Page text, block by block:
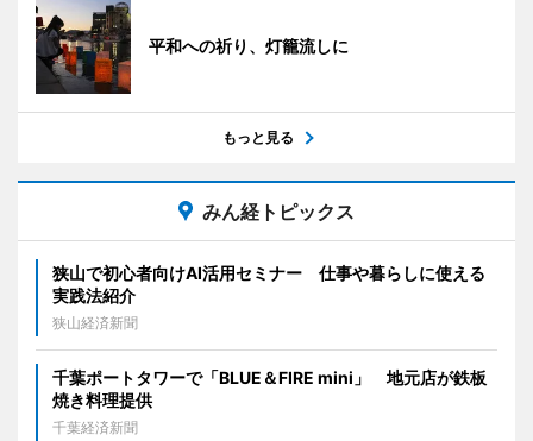
平和への祈り、灯籠流しに
もっと見る
みん経トピックス
狭山で初心者向けAI活用セミナー 仕事や暮らしに使える
実践法紹介
狭山経済新聞
千葉ポートタワーで「BLUE＆FIRE mini」 地元店が鉄板
焼き料理提供
千葉経済新聞